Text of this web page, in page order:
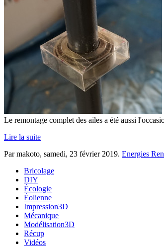
Le remontage complet des ailes a été aussi
Lire la suite
Par makoto, samedi, 23 février 2019. Energies
Bricolage
DIY
Écologie
Éolienne
Impression3D
Mécanique
Modélisation3D
Récup
Vidéos